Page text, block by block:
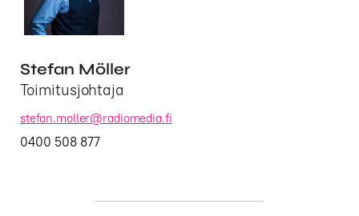
Stefan Möller
Toimitusjohtaja
stefan.moller@radiomedia.fi
0400 508 877